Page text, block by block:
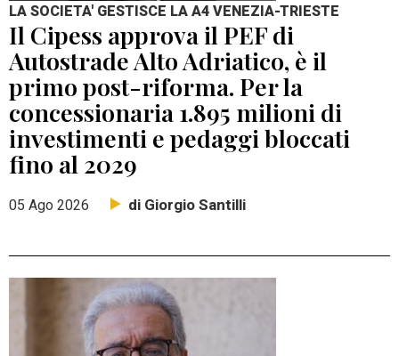
LA SOCIETA' GESTISCE LA A4 VENEZIA-TRIESTE
Il Cipess approva il PEF di
Autostrade Alto Adriatico, è il
primo post-riforma. Per la
concessionaria 1.895 milioni di
investimenti e pedaggi bloccati
fino al 2029
05 Ago 2026 di Giorgio Santilli